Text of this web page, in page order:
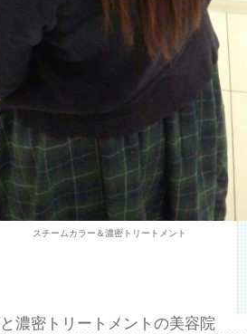
スチームカラー＆濃密トリートメント
濃密トリートメントの美容院